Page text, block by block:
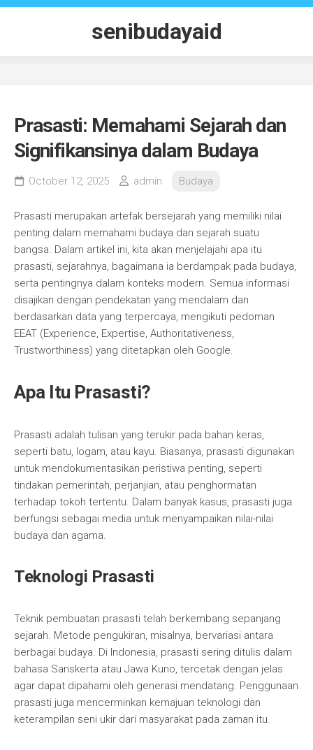
Skip
senibudayaid
Prasasti: Memahami Sejarah dan
Signifikansinya dalam Budaya
October 12, 2025 admin Budaya
Prasasti merupakan artefak bersejarah yang memiliki nilai
penting dalam memahami budaya dan sejarah suatu
bangsa. Dalam artikel ini, kita akan menjelajahi apa itu
prasasti, sejarahnya, bagaimana ia berdampak pada budaya,
serta pentingnya dalam konteks modern. Semua informasi
disajikan dengan pendekatan yang mendalam dan
berdasarkan data yang terpercaya, mengikuti pedoman
EEAT (Experience, Expertise, Authoritativeness,
Trustworthiness) yang ditetapkan oleh Google.
Apa Itu Prasasti?
Prasasti adalah tulisan yang terukir pada bahan keras,
seperti batu, logam, atau kayu. Biasanya, prasasti digunakan
untuk mendokumentasikan peristiwa penting, seperti
tindakan pemerintah, perjanjian, atau penghormatan
terhadap tokoh tertentu. Dalam banyak kasus, prasasti juga
berfungsi sebagai media untuk menyampaikan nilai-nilai
budaya dan agama.
Teknologi Prasasti
Teknik pembuatan prasasti telah berkembang sepanjang
sejarah. Metode pengukiran, misalnya, bervariasi antara
berbagai budaya. Di Indonesia, prasasti sering ditulis dalam
bahasa Sanskerta atau Jawa Kuno, tercetak dengan jelas
agar dapat dipahami oleh generasi mendatang. Penggunaan
prasasti juga mencerminkan kemajuan teknologi dan
keterampilan seni ukir dari masyarakat pada zaman itu.